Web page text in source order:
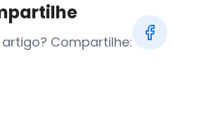
Compartilhe: